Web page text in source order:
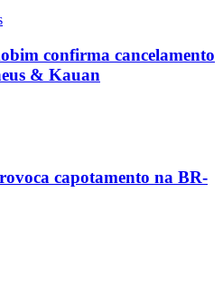
confirma cancelamento
& Kauan
capotamento na BR-